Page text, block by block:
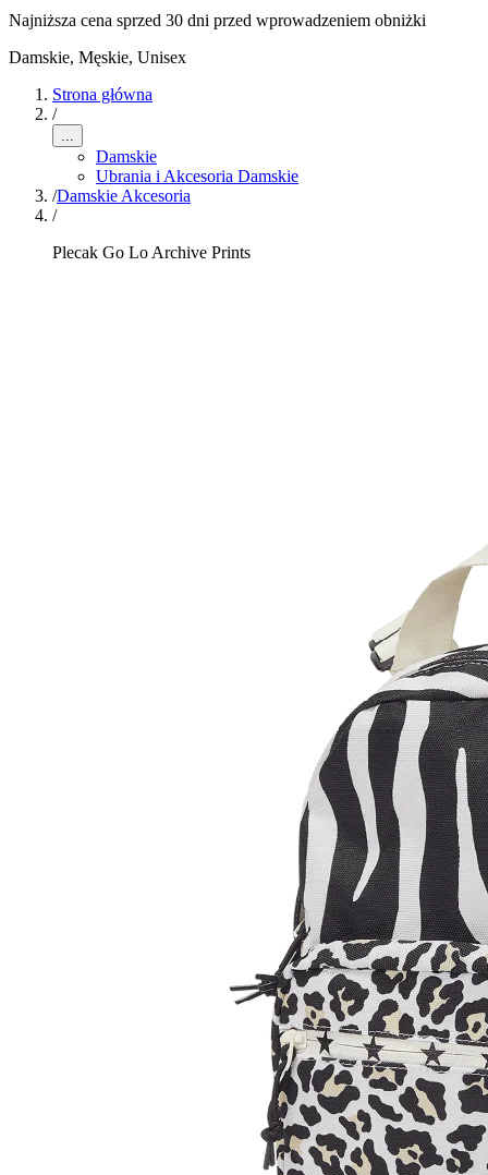
Najniższa cena sprzed 30 dni przed wprowadzeniem obniżki
Damskie, Męskie, Unisex
Strona główna
/
...
Damskie
Ubrania i Akcesoria Damskie
/Damskie Akcesoria
/
Plecak Go Lo Archive Prints